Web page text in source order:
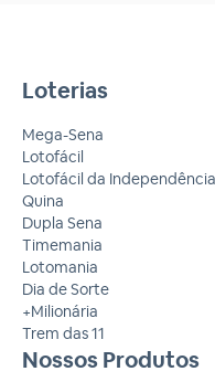
Loterias
Mega-Sena
Lotofácil
Lotofácil da Independência
Quina
Dupla Sena
Timemania
Lotomania
Dia de Sorte
+Milionária
Trem das 11
Nossos Produtos